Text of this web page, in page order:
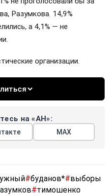
Разумкова. 14,9%
а 4,1% — не
организации.
на «АН»:
МАХ
#буданов*#выборы
#тимошенко